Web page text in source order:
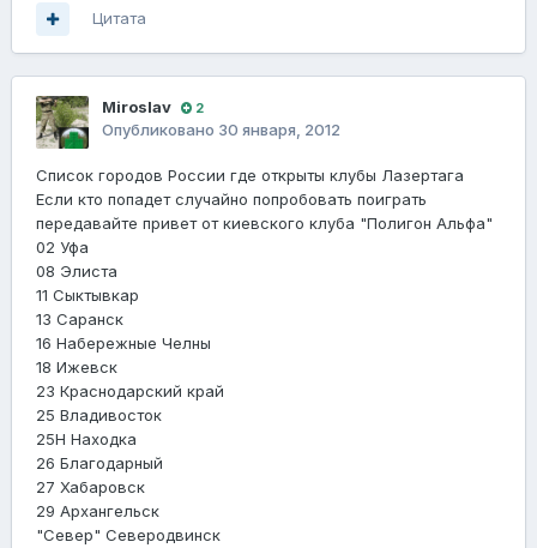
Цитата
Miroslav 2
Опубликовано 30 января, 2012
Список городов России где открыты клубы Лазертага
Если кто попадет случайно попробовать поиграть
передавайте привет от киевского клуба "Полигон Альфа"
02 Уфа
08 Элиста
11 Сыктывкар
13 Саранск
16 Набережные Челны
18 Ижевск
23 Краснодарский край
25 Владивосток
25Н Находка
26 Благодарный
27 Хабаровск
29 Архангельск
"Север" Северодвинск